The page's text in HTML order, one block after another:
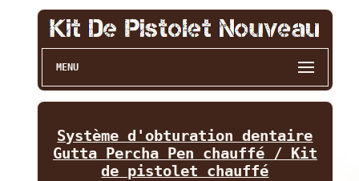
MENU
Système d'obturation dentaire
Gutta Percha Pen chauffé / Kit
de pistolet chauffé